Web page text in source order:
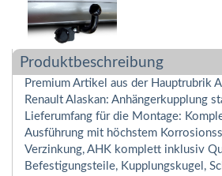
Produktbeschreibung
Premium Artikel aus der Hauptrubrik
Renault Alaskan: Anhängerkupplung
Lieferumfang für die Montage:
Ausführung mit höchstem
Verzinkung, AHK komplett inklusiv
Befestigungsteile, Kupplungskugel,